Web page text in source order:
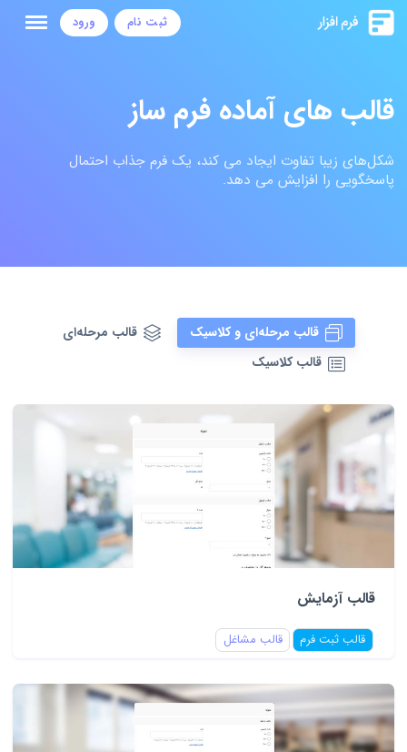
ثبت نام ورود
قالب های آماده فرم ساز
شکل‌های زیبا تفاوت ایجاد می کند، یک فرم جذاب احتمال
پاسخگویی را افزایش می دهد.
قالب مرحله‌ای و کلاسیک
قالب مرحله‌ای
قالب کلاسیک
قالب آزمایش
قالب ثبت فرم قالب مشاغل